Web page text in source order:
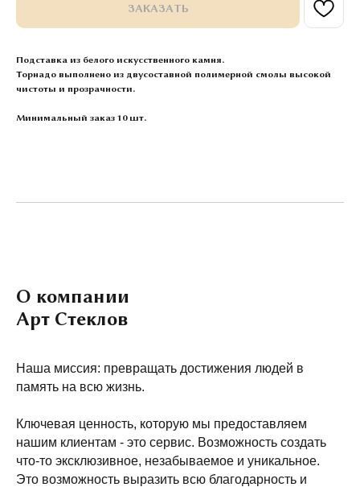
ЗАКАЗАТЬ
Подставка из белого искусственного камня.
Торнадо выполнено из двусоставной полимерной смолы высокой
чистоты и прозрачности.
Минимальный заказ 10 шт.
О компании
Арт Стеклов
Наша миссия: превращать достижения людей в
память на всю жизнь.
Ключевая ценность, которую мы предоставляем
нашим клиентам - это сервис. Возможность создать
что-то эксклюзивное, незабываемое и уникальное.
Это возможность выразить всю благодарность и